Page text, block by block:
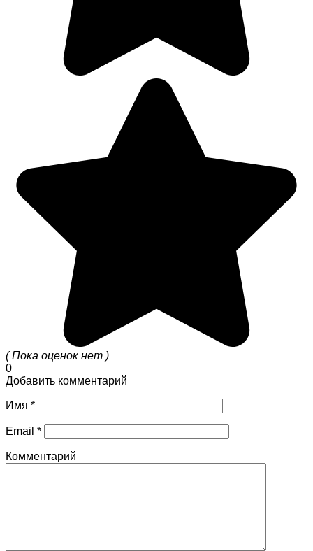
( Пока оценок нет )
0
Добавить комментарий
Имя *
Email *
Комментарий